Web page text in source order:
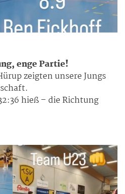
enge Partie!
zeigten unsere Jungs
hieß – die Richtung